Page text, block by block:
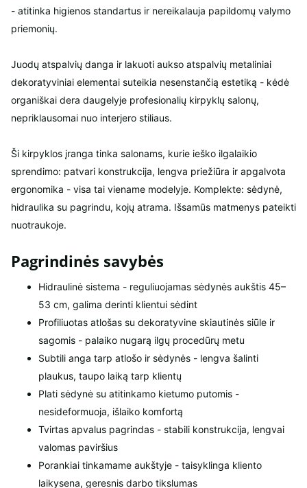
- atitinka higienos standartus ir nereikalauja papildomų valymo
priemonių.
Juodų atspalvių danga ir lakuoti aukso atspalvių metaliniai
dekoratyviniai elementai suteikia nesenstančią estetiką - kėdė
organiškai dera daugelyje profesionalių kirpyklų salonų,
nepriklausomai nuo interjero stiliaus.
Ši kirpyklos įranga tinka salonams, kurie ieško ilgalaikio
sprendimo: patvari konstrukcija, lengva priežiūra ir apgalvota
ergonomika - visa tai viename modelyje. Komplekte: sėdynė,
hidraulika su pagrindu, kojų atrama. Išsamūs matmenys pateikti
nuotraukoje.
Pagrindinės savybės
Hidraulinė sistema - reguliuojamas sėdynės aukštis 45–
53 cm, galima derinti klientui sėdint
Profiliuotas atlošas su dekoratyvine skiautinės siūle ir
sagomis - palaiko nugarą ilgų procedūrų metu
Subtili anga tarp atlošo ir sėdynės - lengva šalinti
plaukus, taupo laiką tarp klientų
Plati sėdynė su atitinkamo kietumo putomis -
nesideformuoja, išlaiko komfortą
Tvirtas apvalus pagrindas - stabili konstrukcija, lengvai
valomas paviršius
Porankiai tinkamame aukštyje - taisyklinga kliento
laikysena, geresnis darbo tikslumas